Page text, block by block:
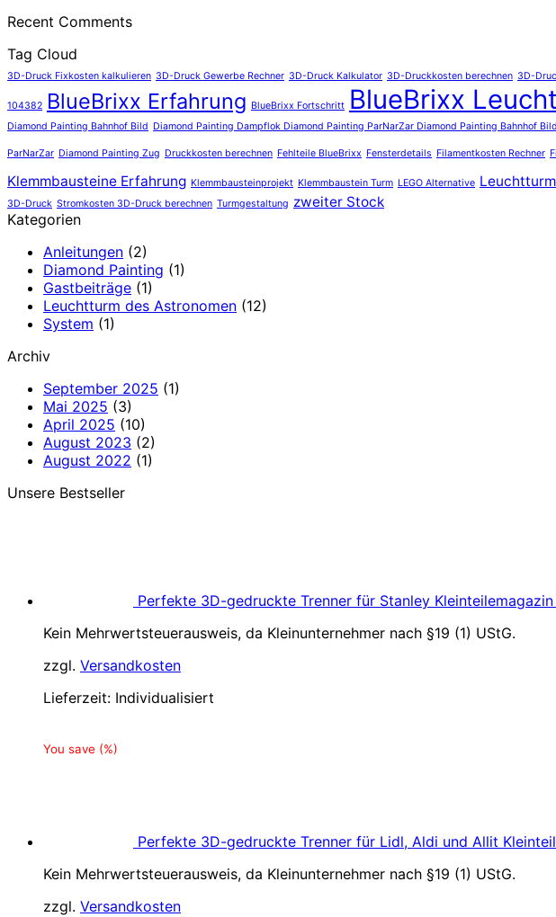
Recent Comments
Tag Cloud
3D-Druck Fixkosten kalkulieren 3D-Druck Gewerbe Rechner 3D-Druck Kalkulator 3D-Druckkosten berechnen 3D-
104382 BlueBrixx Erfahrung BlueBrixx Fortschritt BlueBrixx
Diamond Painting Bahnhof Bild Diamond Painting Dampflok Diamond Painting ParNarZar Diamond Painting Bahnhof
ParNarZar Diamond Painting Zug Druckkosten berechnen Fehlteile BlueBrixx Fensterdetails Filamentkosten Rechner
Klemmbausteine Erfahrung Klemmbausteinprojekt Klemmbaustein Turm LEGO Alternative
3D-Druck Stromkosten 3D-Druck berechnen Turmgestaltung zweiter Stock
Kategorien
Anleitungen (2)
Diamond Painting (1)
Gastbeiträge (1)
Leuchtturm des Astronomen (12)
System (1)
Archiv
September 2025 (1)
Mai 2025 (3)
April 2025 (10)
August 2023 (2)
August 2022 (1)
Unsere Bestseller
Perfekte 3D-gedruckte Trenner für Stanley
Kein Mehrwertsteuerausweis, da Kleinunternehmer nach §19 (1) UStG.
zzgl. Versandkosten
Lieferzeit: Individualisiert
You save (%)
Perfekte 3D-gedruckte Trenner für Lidl, Aldi und Allit
Kein Mehrwertsteuerausweis, da Kleinunternehmer nach §19 (1) UStG.
zzgl. Versandkosten